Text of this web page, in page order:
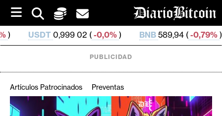
i
p
t
o
02 (-0,0%) BNB589,94 ( -0,79%) USDC
C
PUBLICIDAD
Artículos Patrocinados Preventas